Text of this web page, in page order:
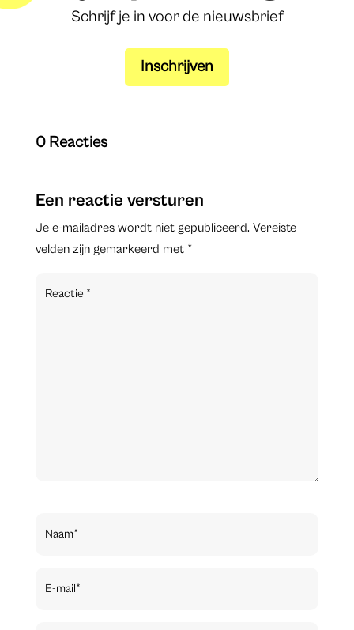
Schrijf je in voor de nieuwsbrief
Inschrijven
0 Reacties
Een reactie versturen
Je e-mailadres wordt niet gepubliceerd. Vereiste
velden zijn gemarkeerd met *